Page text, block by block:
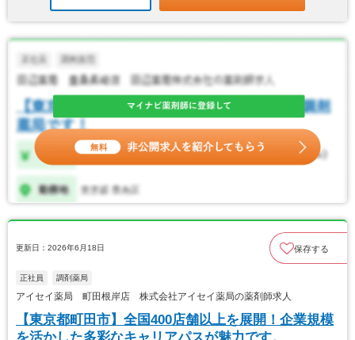
更新日：2026年6月18日 保存する
正社員 調剤薬局
アイセイ薬局 町田根岸店 株式会社アイセイ薬局の薬剤師求人
【東京都町田市】全国400店舗以上を展開！企業規模